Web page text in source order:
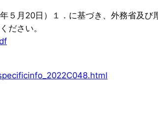
５月20日）１．に基づき、外務省及
ださい。